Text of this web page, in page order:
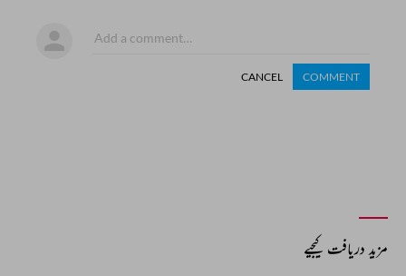
CANCEL COMMENT
مزید دریافت کیجیے